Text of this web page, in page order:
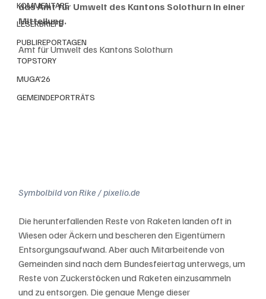
KOMMENTARE
LESERBRIEFE
PUBLIREPORTAGEN
TOPSTORY
MUGA'26
GEMEINDEPORTRÄTS
das Amt für Umwelt des Kantons Solothurn in einer
Mitteilung.
Amt für Umwelt des Kantons Solothurn
Symbolbild von Rike / pixelio.de
Die herunterfallenden Reste von Raketen landen oft in
Wiesen oder Äckern und bescheren den Eigentümern
Entsorgungsaufwand. Aber auch Mitarbeitende von
Gemeinden sind nach dem Bundesfeiertag unterwegs, um
Reste von Zuckerstöcken und Raketen einzusammeln
und zu entsorgen. Die genaue Menge dieser